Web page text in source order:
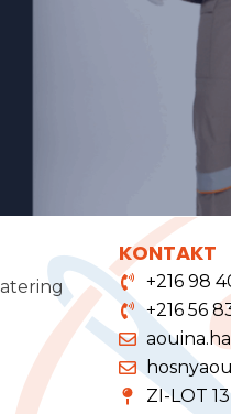
KONTAKT
+216 98
+216 56
ZI-LOT